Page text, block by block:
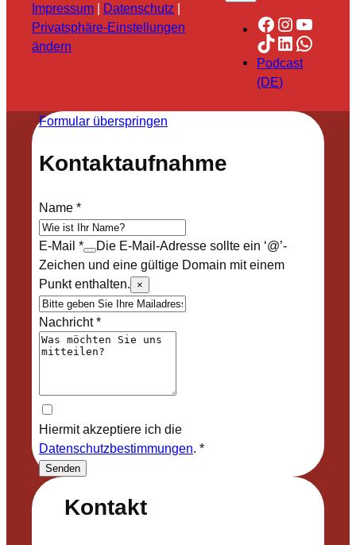
Impressum Datenschutz
Privatsphäre-Einstellungen
ändern
Facebook
TikTok
LinkedIn
Podcast
(DE)
Kontakt
Formular überspringen
Kontaktaufnahme
Name*
E-Mail *
Die E-Mail-Adresse sollte ein ‘@’-
Zeichen und eine gültige Domain mit einem
Punkt enthalten.
×
Nachricht*
Hiermit akzeptiere ich die
Datenschutzbestimmungen. *
Senden